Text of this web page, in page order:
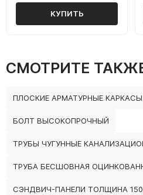
КУПИТЬ
СМОТРИТЕ
ПЛОСКИЕ АРМАТУРНЫЕ КАРКАСЫ
БОЛТ ВЫСОКОПРОЧНЫЙ
ТРУБЫ ЧУГУННЫЕ
ТРУБА БЕСШОВНАЯ
СЭНДВИЧ-ПАНЕЛИ ТОЛЩИНА 150